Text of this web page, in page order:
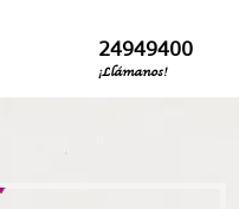
24949400
¡Llámanos!